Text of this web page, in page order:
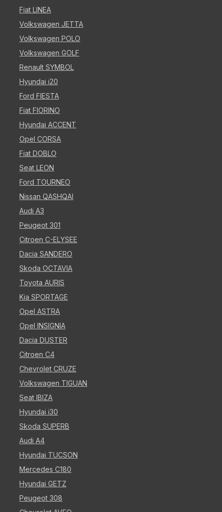
Fiat LINEA
Volkswagen JETTA
Volkswagen POLO
Volkswagen GOLF
Renault SYMBOL
Hyundai i20
Ford FIESTA
Fiat FIORINO
Hyundai ACCENT
Opel CORSA
Fiat DOBLO
Seat LEON
Ford TOURNEO
Nissan QASHQAI
Audi A3
Peugeot 301
Citroen C-ELYSEE
Dacia SANDERO
Skoda OCTAVIA
Toyota AURIS
Kia SPORTAGE
Opel ASTRA
Opel INSIGNIA
Dacia DUSTER
Citroen C4
Chevrolet CRUZE
Volkswagen TIGUAN
Seat IBIZA
Hyundai i30
Skoda SUPERB
Audi A4
Hyundai TUCSON
Mercedes C180
Hyundai GETZ
Peugeot 308